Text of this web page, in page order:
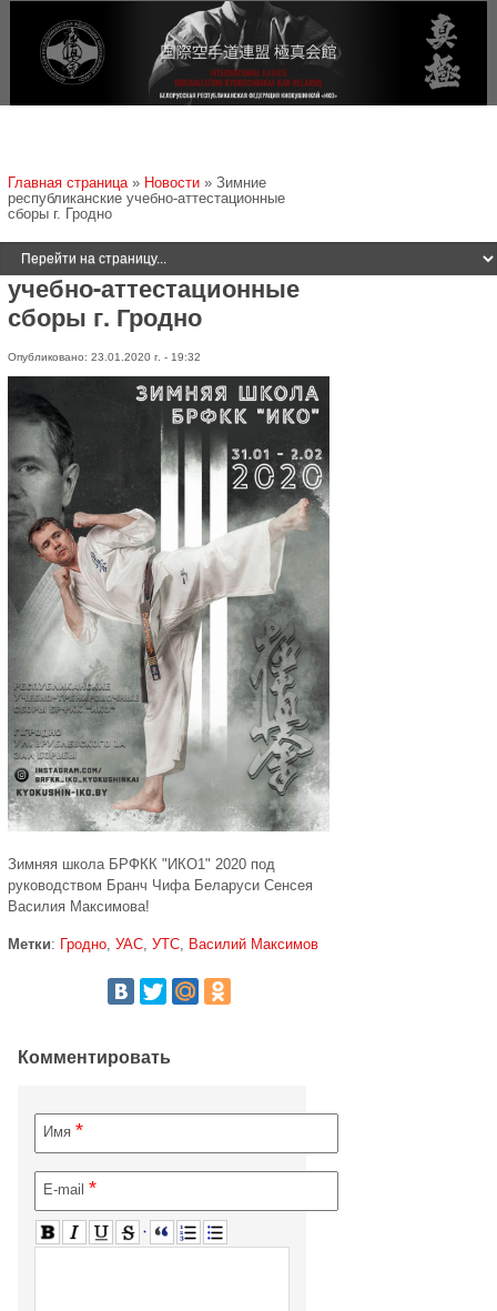
Jump to navigation
Вы здесь
Главная страница » Новости » Зимние
республиканские учебно-аттестационные
сборы г. Гродно
Зимние республиканские
учебно-аттестационные
сборы г. Гродно
Опубликовано: 23.01.2020 г. - 19:32
Зимняя школа БРФКК "ИКО1" 2020 под
руководством Бранч Чифа Беларуси Сенсея
Василия Максимова!
Метки: Гродно ,УАС ,УТС Василий Максимов
Комментировать
Имя *
E-mail *